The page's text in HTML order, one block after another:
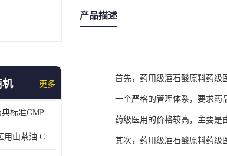
机 更多
药用级薄荷脑药典标准GMP工厂
医药用级茶油 医用山茶油 COA质检 价格优 原料药
产品描述
首先，药用级酒石酸原料药级
一个严格的管理体系，要求药
药级医用的价格较高，主要是
其次，药用级酒石酸原料药级